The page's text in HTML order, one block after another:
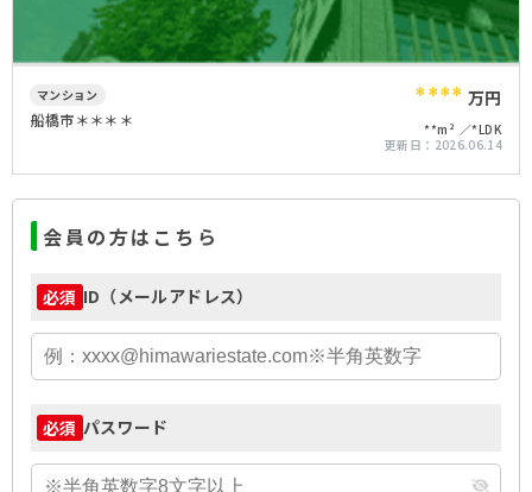
マンション
船橋市＊＊＊＊ **** 万円
**m²
*LDK
更新日： 2026.06.14
会員の方はこちら
必須 ID（メールアドレス）
必須 パスワード